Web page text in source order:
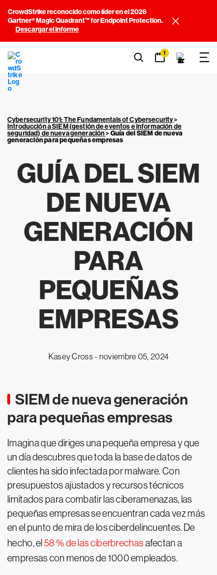
CrowdStrike reconocido como líder en el 2026
Gartner® Magic Quadrant™ for Endpoint Protection.
Descargar el informe
1
Cybersecurity 101: The Fundamentals of Cybersecurity>
Introducción a SIEM (gestión de eventos e información de
seguridad) de nueva generación>Guía del SIEM de nueva
generación para pequeñas empresas
GUÍA DEL SIEM
DE NUEVA
GENERACIÓN
PARA
PEQUEÑAS
EMPRESAS
Kasey Cross - noviembre 05, 2024
SIEM de nueva generación
para pequeñas empresas
Imagina que diriges una pequeña empresa y que
un día descubres que toda la base de datos de
clientes ha sido infectada por malware. Con
presupuestos ajustados y recursos técnicos
limitados para combatir las ciberamenazas, las
pequeñas empresas se encuentran cada vez más
en el punto de mira de los ciberdelincuentes. De
hecho, el58 % de las ciberbrechasafectan a
empresas con menos de 1000 empleados.